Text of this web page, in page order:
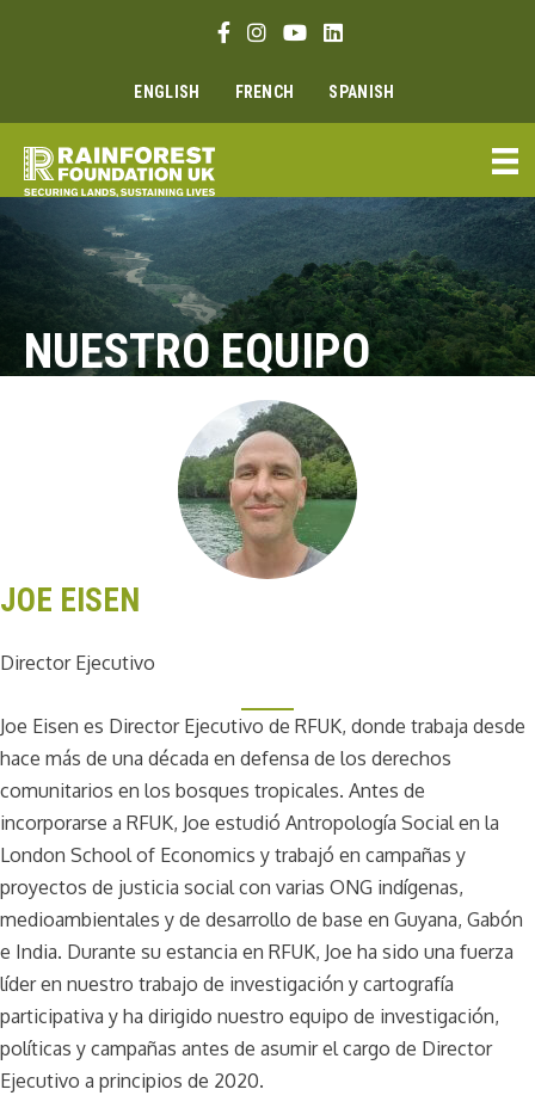
Enlace Facebook
Enlace Instagram
Enlace Youtube
Linkedin link
ENGLISH FRENCH SPANISH
NUESTRO EQUIPO
JOE EISEN
Director Ejecutivo
Joe Eisen es Director Ejecutivo de RFUK, donde trabaja desde
hace más de una década en defensa de los derechos
comunitarios en los bosques tropicales. Antes de
incorporarse a RFUK, Joe estudió Antropología Social en la
London School of Economics y trabajó en campañas y
proyectos de justicia social con varias ONG indígenas,
medioambientales y de desarrollo de base en Guyana, Gabón
e India. Durante su estancia en RFUK, Joe ha sido una fuerza
líder en nuestro trabajo de investigación y cartografía
participativa y ha dirigido nuestro equipo de investigación,
políticas y campañas antes de asumir el cargo de Director
Ejecutivo a principios de 2020.